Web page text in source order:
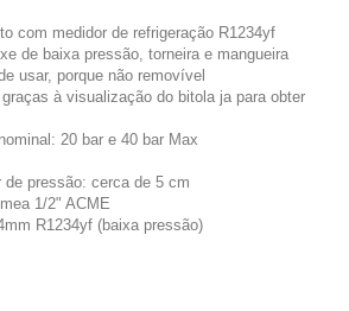
com medidor de refrigeração R1234yf
de baixa pressão, torneira e mangueira
usar, porque não removível
à visualização do bitola ja para obter
20 bar e 40 bar Max
de pressão: cerca de 5 cm
1/2" ACME
R1234yf (baixa pressão)